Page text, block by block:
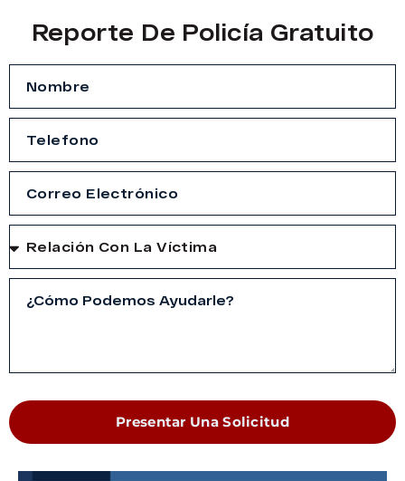
Reporte De Policía Gratuito
Presentar Una Solicitud